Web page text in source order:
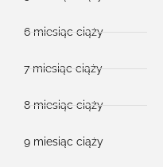
6 miesiąc ciąży
7 miesiąc ciąży
8 miesiąc ciąży
9 miesiąc ciąży